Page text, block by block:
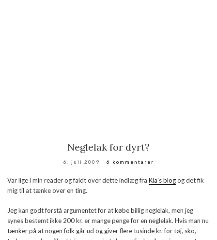
Neglelak for dyrt?
6. juli 2009 6 kommentarer
Var lige i min reader og faldt over dette indlæg fra Kia’s blogog det fik
mig til at tænke over en ting.
Jeg kan godt forstå argumentet for at købe billig neglelak, men jeg
synes bestemt ikke 200 kr. er mange penge for en neglelak. Hvis man nu
tænker på at nogen folk går ud og giver flere tusinde kr. for tøj, sko,